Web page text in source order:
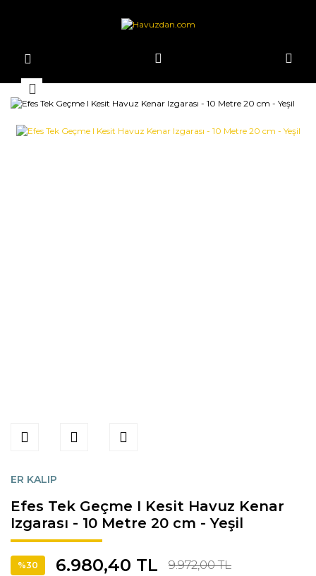
ER KALIP
Efes Tek Geçme I Kesit Havuz Kenar
Izgarası - 10 Metre 20 cm - Yeşil
%30 6.980,40 TL 9.972,00 TL